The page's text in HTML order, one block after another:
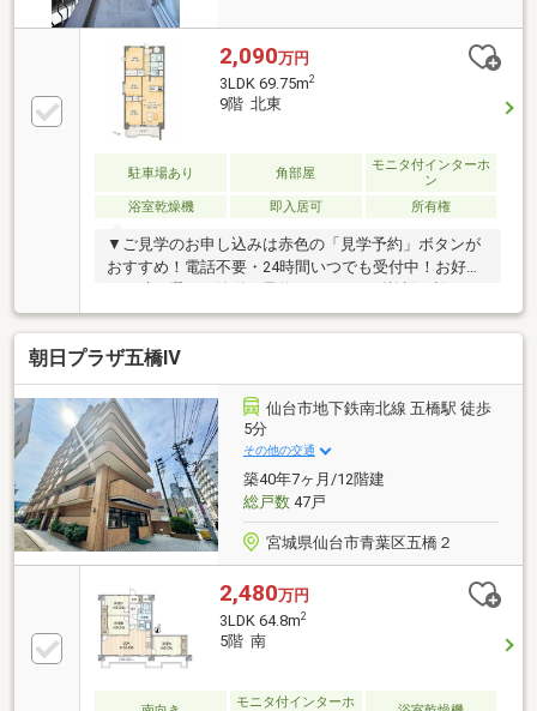
2,090万円
3LDK 69.75m2
9階 北東
駐車場あり 角部屋
モニタ付インターホ
ン
浴室乾燥機
即入居可 所有権
▼ご見学のお申し込みは赤色の「見学予約」ボタンが
おすすめ！電話不要・24時間いつでも受付中！お好き
備》・駐車場／空有：月額１１，０００～１３，００
０円・バイク置場・駐輪場・エレベーター・オートロ
ック・防犯カメラ《リノベーション内容》２０２６年
４月下旬完了・キッチン交換・浴室交換・洗面台交
換・トイレ交換・電気温水器交換・給水・給湯・排水
管交換・エアコン設置・建具交換・照明器具交換・フ
ローリング張替・クロス貼替 他▼LINEでも見学予
約・詳細資料のご案内が可能です！ID:@e-concept_1
朝日プラザ五橋Ⅳ
仙台市地下鉄南北線 五橋駅 徒歩
5分
その他の交通
築40年7ヶ月/12階建
総戸数47戸
宮城県仙台市青葉区五橋２
2,480万円
3LDK 64.8m2
5階 南
モニタ付インターホ